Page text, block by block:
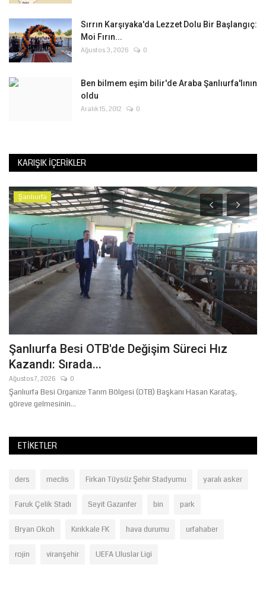
Sırrın Karşıyaka'da Lezzet Dolu Bir Başlangıç:
Moi Fırın...
Ağustos 3, 2026 0
Ben bilmem eşim bilir'de Araba Şanlıurfa'lının
oldu
Aralık 15, 2012 0
KARIŞIK İÇERIKLER
Şanlıurfa
Şanlıurfa Besi OTB'de Değişim Süreci Hız
Kazandı: Sırada...
Ağustos 7, 2026 0
Şanlıurfa Besi Organize Tarım Bölgesi (OTB) Başkanı Hasan Karataş,
göreve gelmesinin...
ETIKETLER
ders meclis Firkan Tüysüz Şehir Stadyumu yaralı asker
Faruk Çelik Stadı Seyit Gazanfer bin park
Bryan Okoh Kırıkkale FK hava durumu urfahaber
rojin viranşehir UEFA Uluslar Ligi